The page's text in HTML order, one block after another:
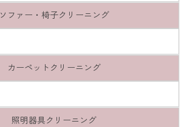
ソファー・椅子クリーニング
カーペットクリーニング
照明器具クリーニング